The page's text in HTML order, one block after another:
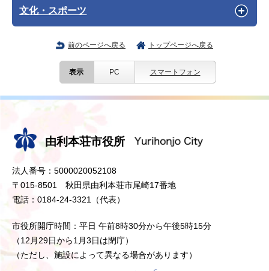
文化・スポーツ
前のページへ戻る トップページへ戻る
表示 PC スマートフォン
由利本荘市役所
法人番号：5000020052108
〒015-8501 秋田県由利本荘市尾崎17番地
電話：0184-24-3321（代表）
市役所開庁時間：平日 午前8時30分から午後5時15分
（12月29日から1月3日は閉庁）
（ただし、施設によって異なる場合があります）